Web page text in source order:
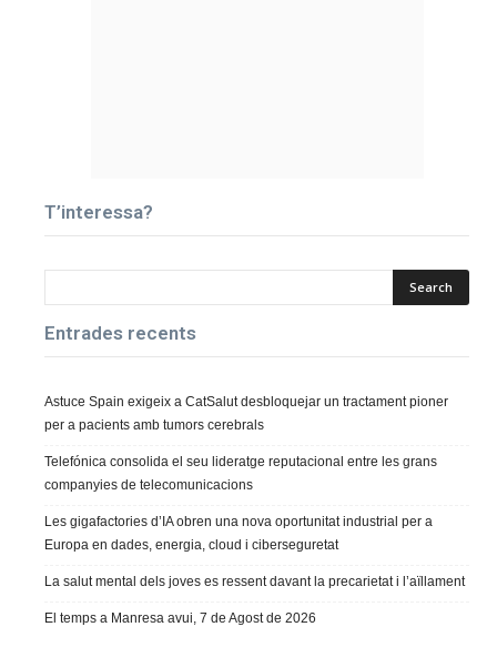
T’interessa?
Entrades recents
Astuce Spain exigeix a CatSalut desbloquejar un tractament pioner
per a pacients amb tumors cerebrals
Telefónica consolida el seu lideratge reputacional entre les grans
companyies de telecomunicacions
Les gigafactories d’IA obren una nova oportunitat industrial per a
Europa en dades, energia, cloud i ciberseguretat
La salut mental dels joves es ressent davant la precarietat i l’aïllament
El temps a Manresa avui, 7 de Agost de 2026